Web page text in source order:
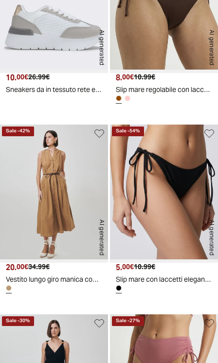
AI generated
Prezzo attuale
10.00€ Prezzo originale
26.99€
Sneakers da in tessuto rete effetto - Bianco
AI generated
Prezzo attuale
8.00€ Prezzo originale
10.99€
Slip mare regolabile con laccetti - Moro
AI generated
Sale-42%
Prezzo attuale
20.00€ Prezzo originale
34.99€
Vestito lungo giro manica con cintura - Cammello
AI generated
Sale-54%
Prezzo attuale
5.00€ Prezzo originale
10.99€
Slip mare con laccetti eleganti - Nero
Sale-30% Sale-27%